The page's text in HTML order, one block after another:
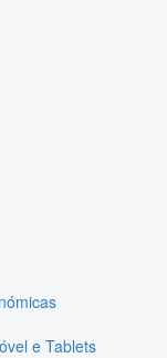
e Tablets